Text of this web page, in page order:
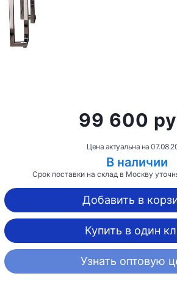
99 600
Цена актуальна на
В наличии
Срок поставки на склад в Москву
Добавить в
Купить в один
Узнать оптовую